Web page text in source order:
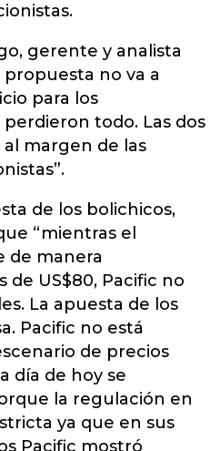
gerente y analista
propuesta no va a
para los
todo. Las dos
margen de las
de los bolichicos,
“mientras el
de manera
US$80, Pacific no
La apuesta de los
Pacific no está
de precios
día de hoy se
la regulación en
ya que en sus
Pacific mostró